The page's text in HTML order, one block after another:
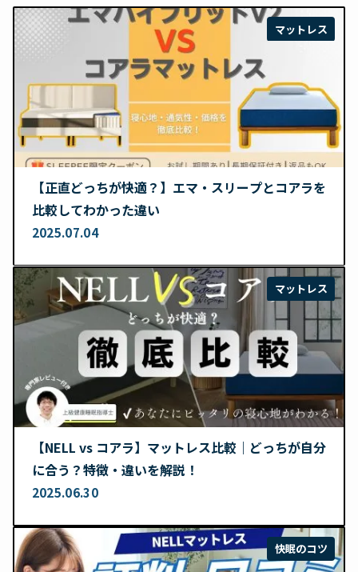
マットレス
【正直どっちが快適？】エマ・スリープとコアラを
比較してわかった違い
2025.07.04
マットレス
【NELL vs コアラ】マットレス比較｜どっちが自分
に合う？特徴・違いを解説！
2025.06.30
快眠のコツ